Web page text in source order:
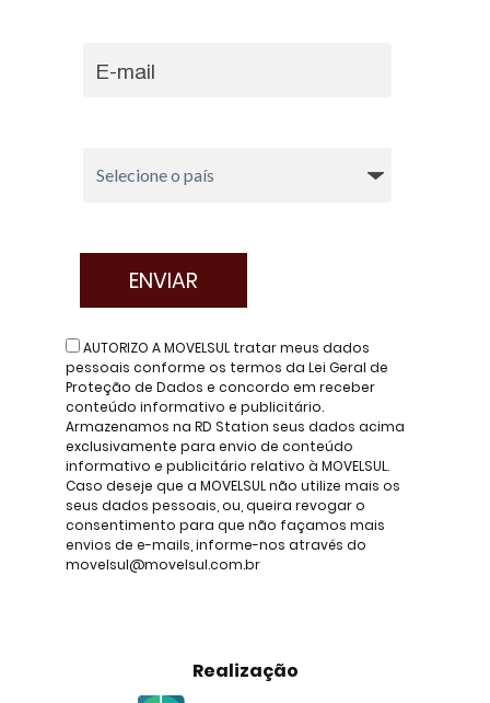
AUTORIZO A MOVELSUL tratar meus dados
pessoais conforme os termos da Lei Geral de
Proteção de Dados e concordo em receber
conteúdo informativo e publicitário.
Armazenamos na RD Station seus dados acima
exclusivamente para envio de conteúdo
informativo e publicitário relativo à MOVELSUL.
Caso deseje que a MOVELSUL não utilize mais os
seus dados pessoais, ou, queira revogar o
consentimento para que não façamos mais
envios de e-mails, informe-nos através do
movelsul@movelsul.com.br
Realização